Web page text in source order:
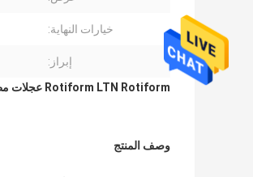
خيارات النهاية:
إبراز:
Rotiform LTN Rotiform عجلات مطروقة فضية لامعة
وصف المنتج